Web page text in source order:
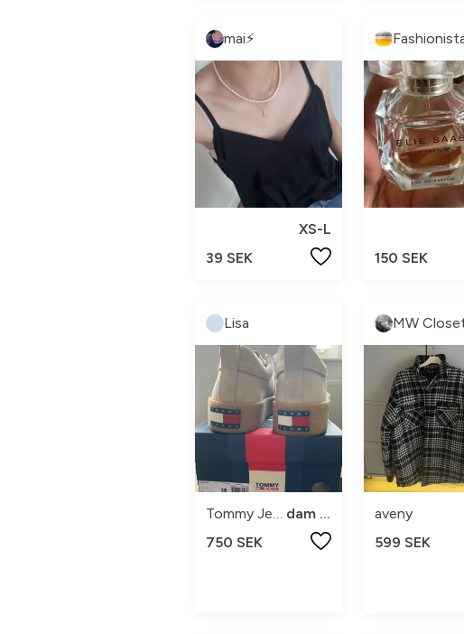
mai⚡️
XS-L
39 SEK
150 SEK
Lisa
Tommy Jeans
dam 38
750 SEK
MW
aveny
599 SEK